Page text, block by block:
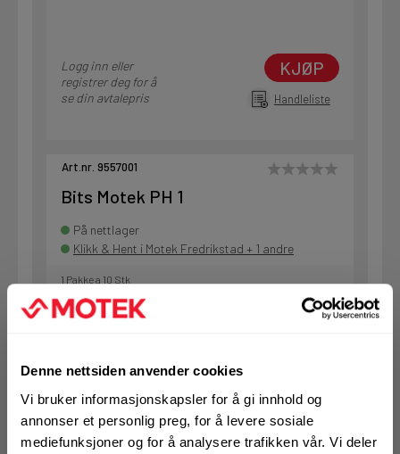
Denne nettsiden anvender cookies
Vi bruker informasjonskapsler for å gi innhold og
annonser et personlig preg, for å levere sosiale
mediefunksjoner og for å analysere trafikken vår. Vi deler
Logg inn eller
registrer deg for å
se din avtalepris
KJØP
Handleliste
Art.nr. 9557001
Bits Motek PH 1
På nettlager
Klikk & Hent i Motek Fredrikstad + 1 andre
1 Pakke a 10 Stk
Logg inn eller
se din avtalepris
Handleliste